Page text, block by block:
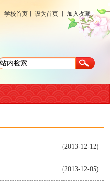
学校首页 设为首页 加入收藏
(2013-12-12)
(2013-12-05)